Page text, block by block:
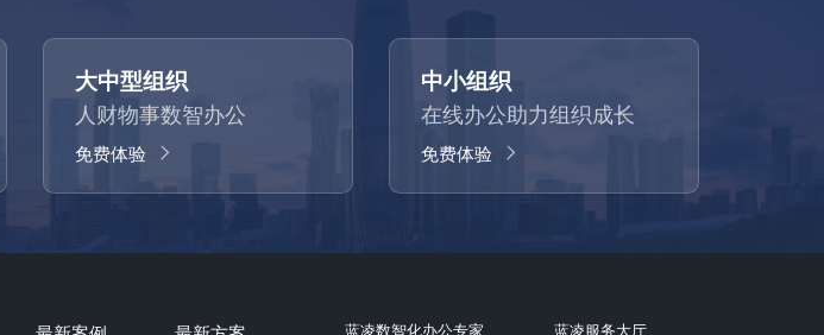
大中型组织
人财物事数智办公
免费体验
中小组织
在线办公助力组织成长
免费体验
蓝凌数智化办公专家 蓝凌服务大厅